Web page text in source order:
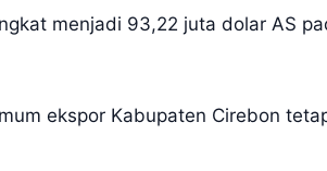
menjadi 93,22 juta dolar AS
ekspor Kabupaten Cirebon